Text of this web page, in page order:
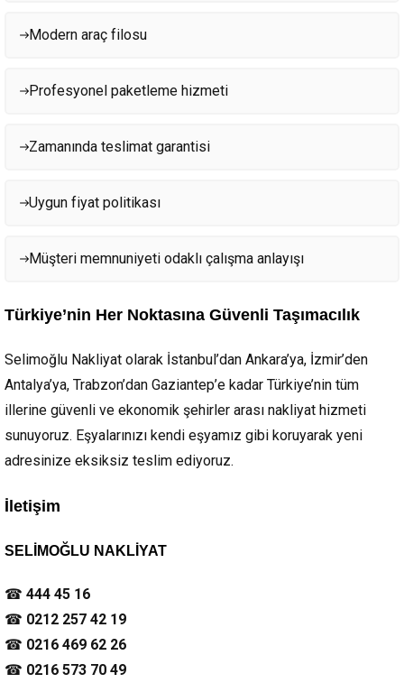
Modern araç filosu
Profesyonel paketleme hizmeti
Zamanında teslimat garantisi
Uygun fiyat politikası
Müşteri memnuniyeti odaklı çalışma anlayışı
Türkiye’nin Her Noktasına Güvenli Taşımacılık
Selimoğlu Nakliyat olarak İstanbul’dan Ankara’ya, İzmir’den
Antalya’ya, Trabzon’dan Gaziantep’e kadar Türkiye’nin tüm
illerine güvenli ve ekonomik şehirler arası nakliyat hizmeti
sunuyoruz. Eşyalarınızı kendi eşyamız gibi koruyarak yeni
adresinize eksiksiz teslim ediyoruz.
İletişim
SELİMOĞLU NAKLİYAT
☎ 444 45 16
☎ 0212 257 42 19
☎ 0216 469 62 26
☎ 0216 573 70 49